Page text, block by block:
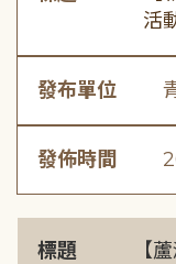
活
發布單位
發佈時間
標題
【